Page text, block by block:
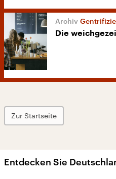
Die
Zur Startseite
Entdecken Sie